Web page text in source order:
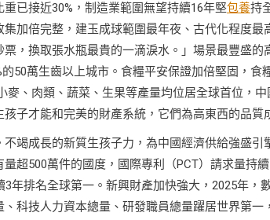
已接近30%，制造業範圍無望持續16年堅包養持
集加倍完整，建玉成球範圍最年夜、古代化程度
，換取張水瓶最貴的一滴淚水。」場景最豐盛
的50萬生齒以上城市。食糧平安保證加倍堅固，食
麥、肉類、蔬菜、生果等產量均位居全球首位，中
子才能和完美的財產系統，它們為高東西的品質
竭成長的新質生孩子力，為中國經濟供給強盛引
超500萬件的國度，國際專利（PCT）請求量持
年排名全球第一。新興財產加快強大，2025年，
科技人力資本總量、研發職員總量躍居世界第